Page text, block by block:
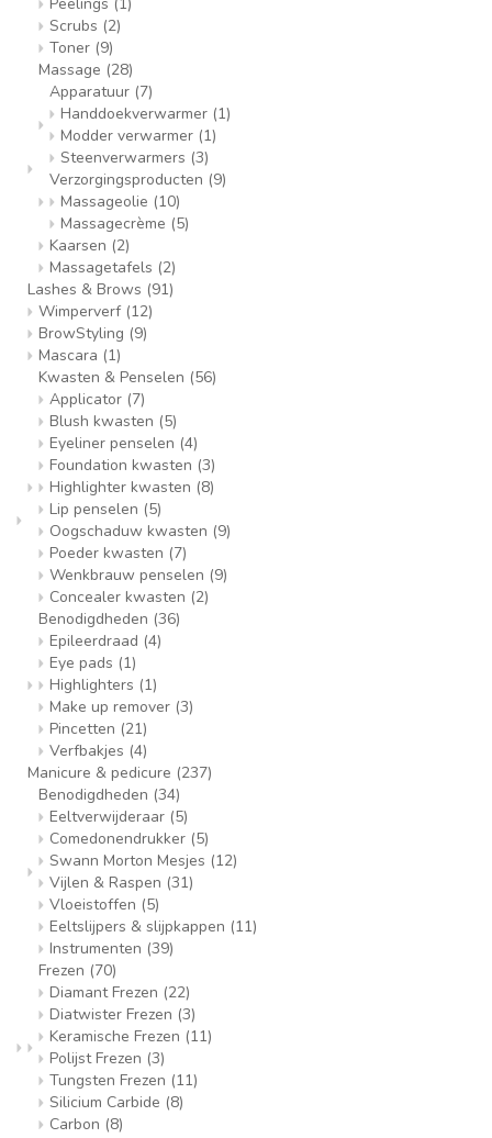
Scrubs (2)
Toner (9)
Massage (28)
Apparatuur (7)
Handdoekverwarmer (1)
Modder verwarmer (1)
Steenverwarmers (3)
Verzorgingsproducten (9)
Massageolie (10)
Massagecrème (5)
Kaarsen (2)
Massagetafels (2)
Lashes & Brows (91)
Wimperverf (12)
BrowStyling (9)
Mascara (1)
Kwasten & Penselen (56)
Applicator (7)
Blush kwasten (5)
Eyeliner penselen (4)
Foundation kwasten (3)
Highlighter kwasten (8)
Lip penselen (5)
Oogschaduw kwasten (9)
Poeder kwasten (7)
Wenkbrauw penselen (9)
Concealer kwasten (2)
Benodigdheden (36)
Epileerdraad (4)
Eye pads (1)
Highlighters (1)
Make up remover (3)
Pincetten (21)
Verfbakjes (4)
Manicure & pedicure (237)
Benodigdheden (34)
Eeltverwijderaar (5)
Comedonendrukker (5)
Swann Morton Mesjes (12)
Vijlen & Raspen (31)
Vloeistoffen (5)
Eeltslijpers & slijpkappen (11)
Instrumenten (39)
Frezen (70)
Diamant Frezen (22)
Diatwister Frezen (3)
Keramische Frezen (11)
Polijst Frezen (3)
Tungsten Frezen (11)
Silicium Carbide (8)
Carbon (8)